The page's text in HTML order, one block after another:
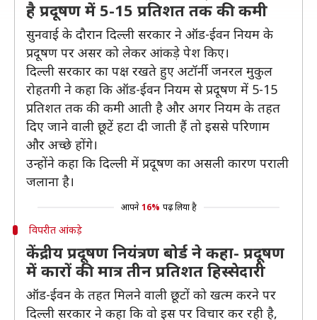
है प्रदूषण में 5-15 प्रतिशत तक की कमी
सुनवाई के दौरान दिल्ली सरकार ने ऑड-ईवन नियम के
प्रदूषण पर असर को लेकर आंकड़े पेश किए।
दिल्ली सरकार का पक्ष रखते हुए अटॉर्नी जनरल मुकुल
रोहतगी ने कहा कि ऑड-ईवन नियम से प्रदूषण में 5-15
प्रतिशत तक की कमी आती है और अगर नियम के तहत
दिए जाने वाली छूटें हटा दी जाती हैं तो इससे परिणाम
और अच्छे होंगे।
उन्होंने कहा कि दिल्ली में प्रदूषण का असली कारण पराली
जलाना है।
आपने 16% पढ़ लिया है
विपरीत आंकड़े
केंद्रीय प्रदूषण नियंत्रण बोर्ड ने कहा- प्रदूषण
में कारों की मात्र तीन प्रतिशत हिस्सेदारी
ऑड-ईवन के तहत मिलने वाली छूटों को खत्म करने पर
दिल्ली सरकार ने कहा कि वो इस पर विचार कर रही है,